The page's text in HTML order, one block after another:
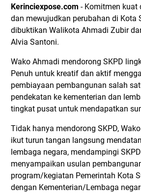
Kerinciexpose.com - Komitmen kuat
dan mewujudkan perubahan di Kota
dibuktikan Walikota Ahmadi Zubir
Alvia Santoni.
Wako Ahmadi mendorong SKPD
Penuh untuk kreatif dan aktif
pembiayaan pembangunan salah
pendekatan ke kementerian dan
tingkat pusat untuk mendapatkan
Tidak hanya mendorong SKPD,
ikut turun tangan langsung
lembaga negara, mendampingi
menyampaikan usulan
program/kegiatan Pemerintah Kota
dengan Kementerian/Lembaga